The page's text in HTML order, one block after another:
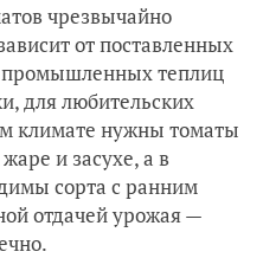
чрезвычайно
от поставленных
теплиц
для любительских
климате нужны томаты
и засухе, а в
сорта с ранним
отдачей урожая —